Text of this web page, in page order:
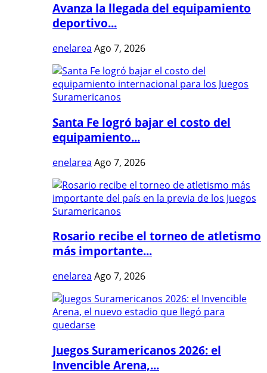
Avanza la llegada del equipamiento
deportivo...
enelarea Ago 7, 2026
Santa Fe logró bajar el costo del
equipamiento...
enelarea Ago 7, 2026
Rosario recibe el torneo de atletismo
más importante...
enelarea Ago 7, 2026
Juegos Suramericanos 2026: el
Invencible Arena,...